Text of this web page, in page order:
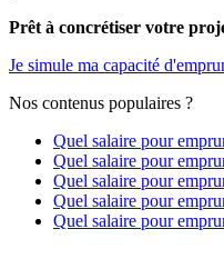
Prêt à concrétiser votre
Je simule ma capacité
Nos contenus populaires ?
Quel salaire pour
Quel salaire pour
Quel salaire pour
Quel salaire pour
Quel salaire pour